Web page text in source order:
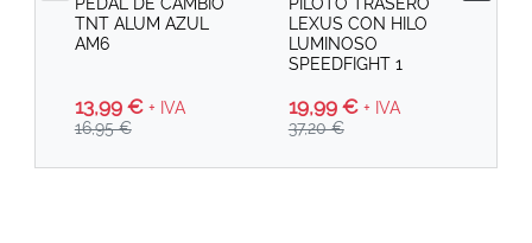
TNT ALUM AZUL
AM6
13,99 € + IVA
16,95 €
LEXUS CON HILO
LUMINOSO
SPEEDFIGHT 1
19,99 € + IVA
37,20 €